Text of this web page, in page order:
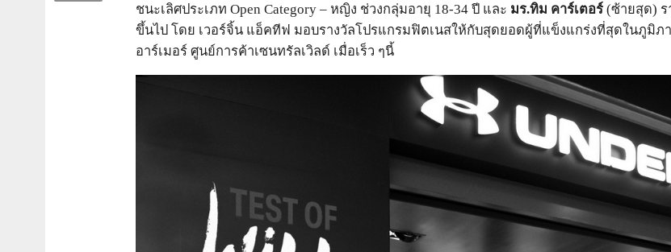
ชนะเลิศประเภท Open Category – หญิง ช่วงกลุ่มอายุ 18-34 ปี และ มร.ทิม คาร์เตอร์ (ซ้ายสุด) ร
ขึ้นไป โดย เวอร์จิ้น แอ็คทีฟ มอบรางวัลโปรแกรมฟิตเนสให้กับสุดยอดผู้ที่แข็งแกร่งที่สุดในภูมิภ
อาร์เมอร์ ศูนย์การค้าเซนทรัลเวิลด์ เมื่อเร็ว ๆนี้